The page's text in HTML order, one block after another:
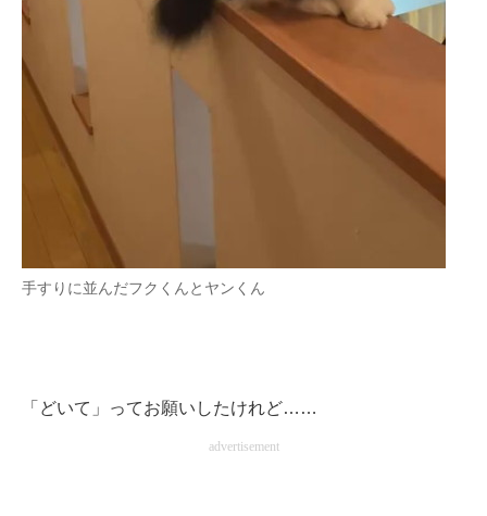
モノづくり技術者専門サイト
エレクトロニクス専門サイト
電子設計の基本と応用
エネルギーの専門メディア
建設×テクノロジーの最前線
ちょっと気になるネットの話題
手すりに並んだフクくんとヤンくん
「どいて」ってお願いしたけれど……
advertisement